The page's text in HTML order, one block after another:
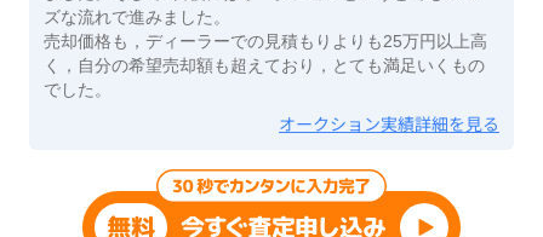
ズな流れで進みました。
売却価格も，ディーラーでの見積もりよりも25万円以上高
く，自分の希望売却額も超えており，とても満足いくもの
でした。
オークション実績詳細を見る